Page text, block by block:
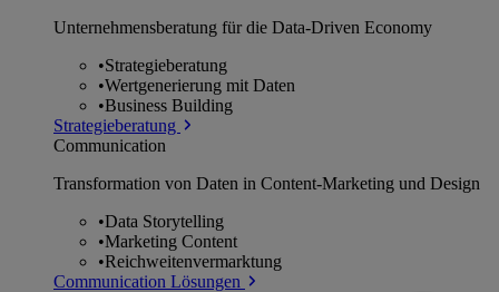
Unternehmens­beratung für die Data-Driven Economy
•Strategieberatung
•Wertgenerierung mit Daten
•Business Building
Strategieberatung
Communication
Transformation von Daten in Content-Marketing und Design
•Data Storytelling
•Marketing Content
•Reichweitenvermarktung
Communication Lösungen